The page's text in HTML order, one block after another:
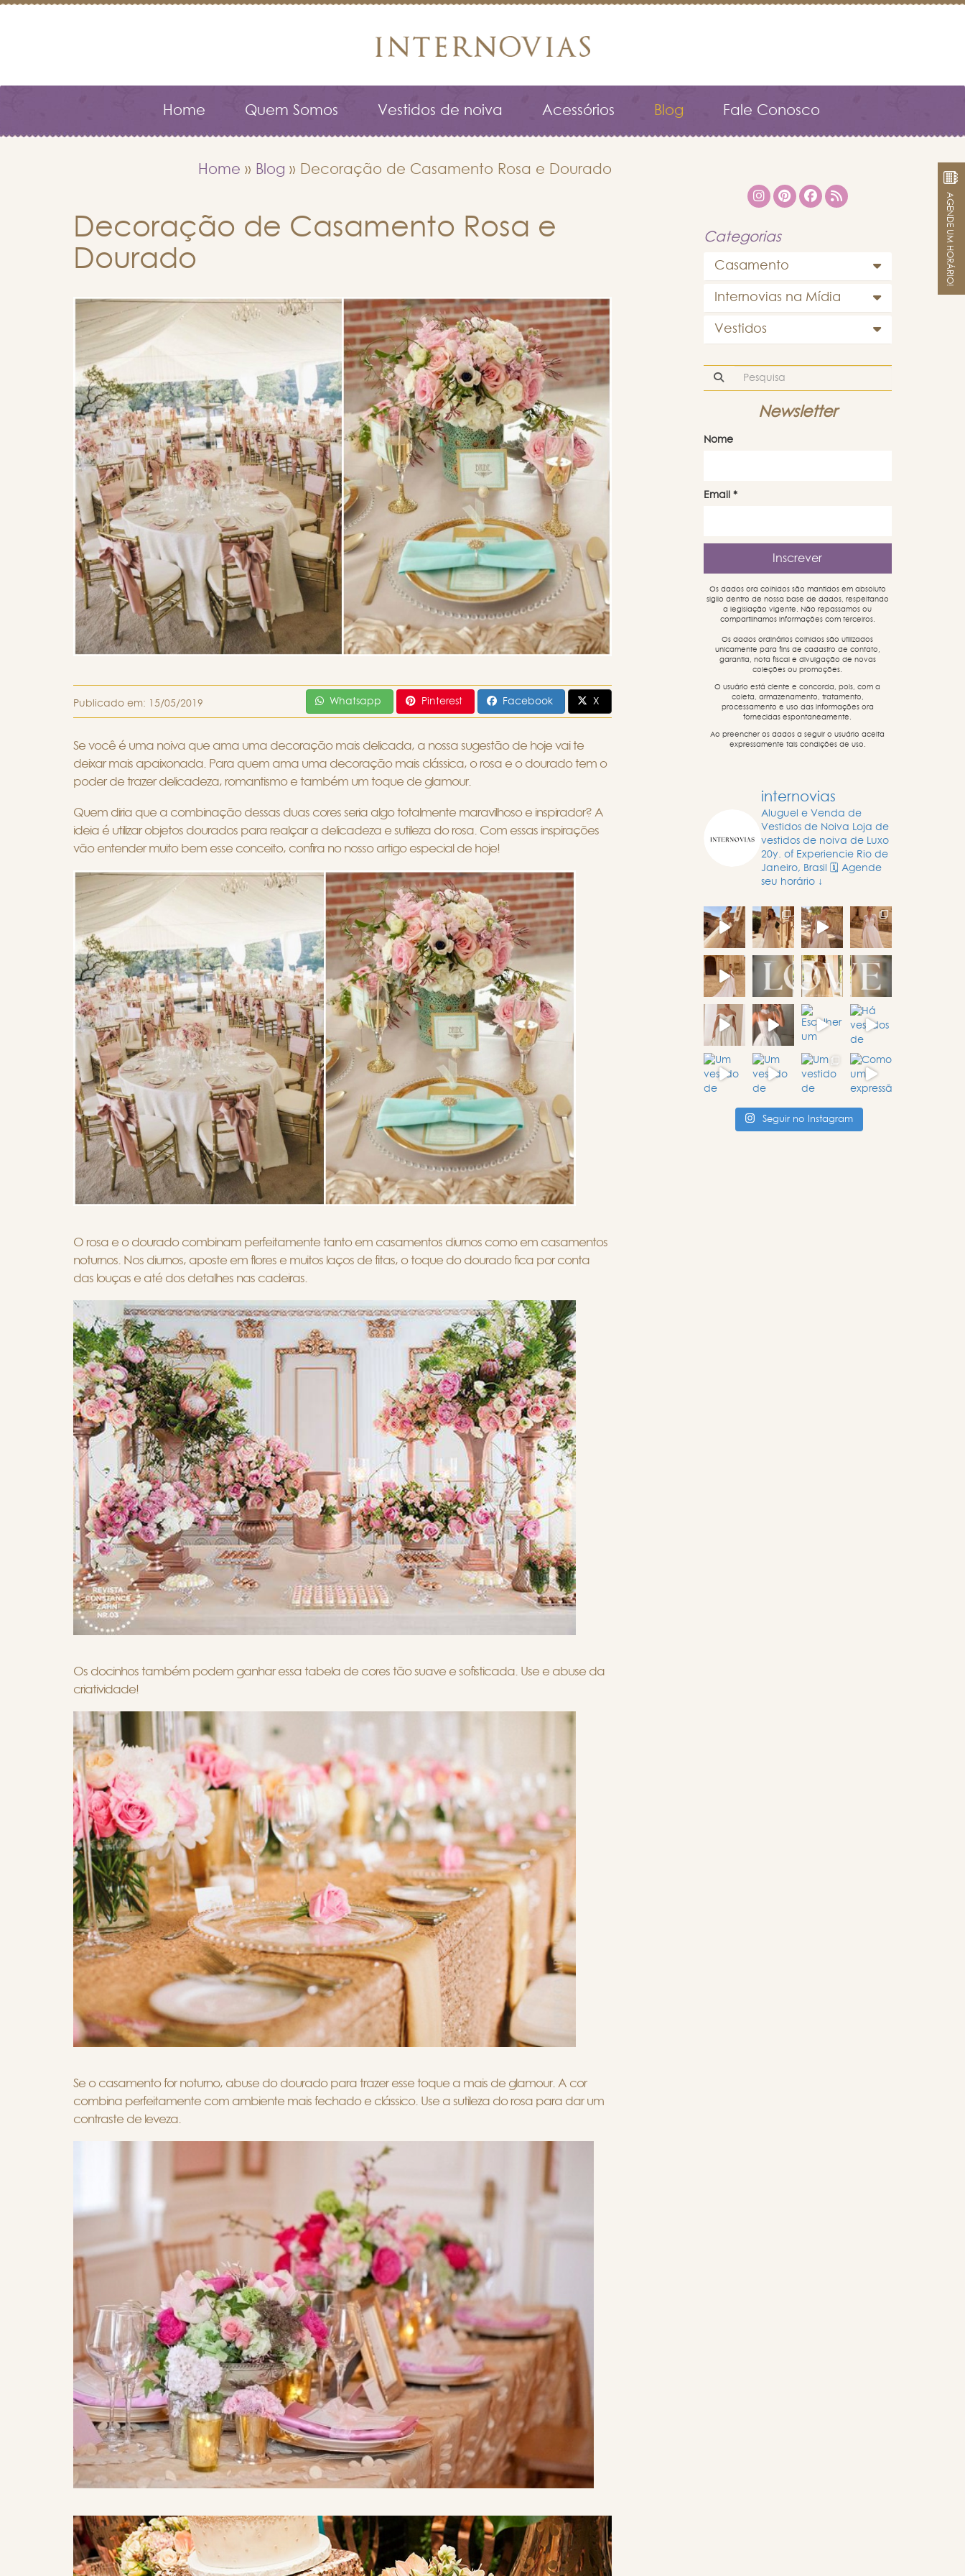
Home Quem Somos Vestidos de noiva Acessórios Blog Fale Conosco
Home » Blog » Decoração de Casamento Rosa e Dourado
Decoração de Casamento Rosa e
Dourado
Publicado em: 15/05/2019 Whatsapp Pinterest Facebook X
Se você é uma noiva que ama uma decoração mais delicada, a nossa sugestão de hoje vai te
deixar mais apaixonada. Para quem ama uma decoração mais clássica, o rosa e o dourado tem o
poder de trazer delicadeza, romantismo e também um toque de glamour.
Quem diria que a combinação dessas duas cores seria algo totalmente maravilhoso e inspirador? A
ideia é utilizar objetos dourados para realçar a delicadeza e sutileza do rosa. Com essas inspirações
vão entender muito bem esse conceito, confira no nosso artigo especial de hoje!
O rosa e o dourado combinam perfeitamente tanto em casamentos diurnos como em casamentos
noturnos. Nos diurnos, aposte em flores e muitos laços de fitas, o toque do dourado fica por conta
das louças e até dos detalhes nas cadeiras.
Os docinhos também podem ganhar essa tabela de cores tão suave e sofisticada. Use e abuse da
criatividade!
Se o casamento for noturno, abuse do dourado para trazer esse toque a mais de glamour. A cor
combina perfeitamente com ambiente mais fechado e clássico. Use a sutileza do rosa para dar um
contraste de leveza.
Categorias
Casamento
Internovias na Mídia
Vestidos
Newsletter
Nome
Email *
Os dados ora colhidos são mantidos em absoluto
sigilo dentro de nossa base de dados, respeitando
a legislação vigente. Não repassamos ou
compartilhamos informações com terceiros.
Os dados ordinários colhidos são utilizados
unicamente para fins de cadastro de contato,
garantia, nota fiscal e divulgação de novas
coleções ou promoções.
O usuário está ciente e concorda, pois, com a
coleta, armazenamento, tratamento,
processamento e uso das informações ora
fornecidas espontaneamente.
Ao preencher os dados a seguir o usuário aceita
expressamente tais condições de uso.
internovias
Aluguel e Venda de
Vestidos de Noiva Loja de
vestidos de noiva de Luxo
20y. of ExperiencieRio de
Janeiro, Brasil
🗓️ Agende
seu horário ↓
Seguir no Instagram
AGENDE UM HORÁRIO!